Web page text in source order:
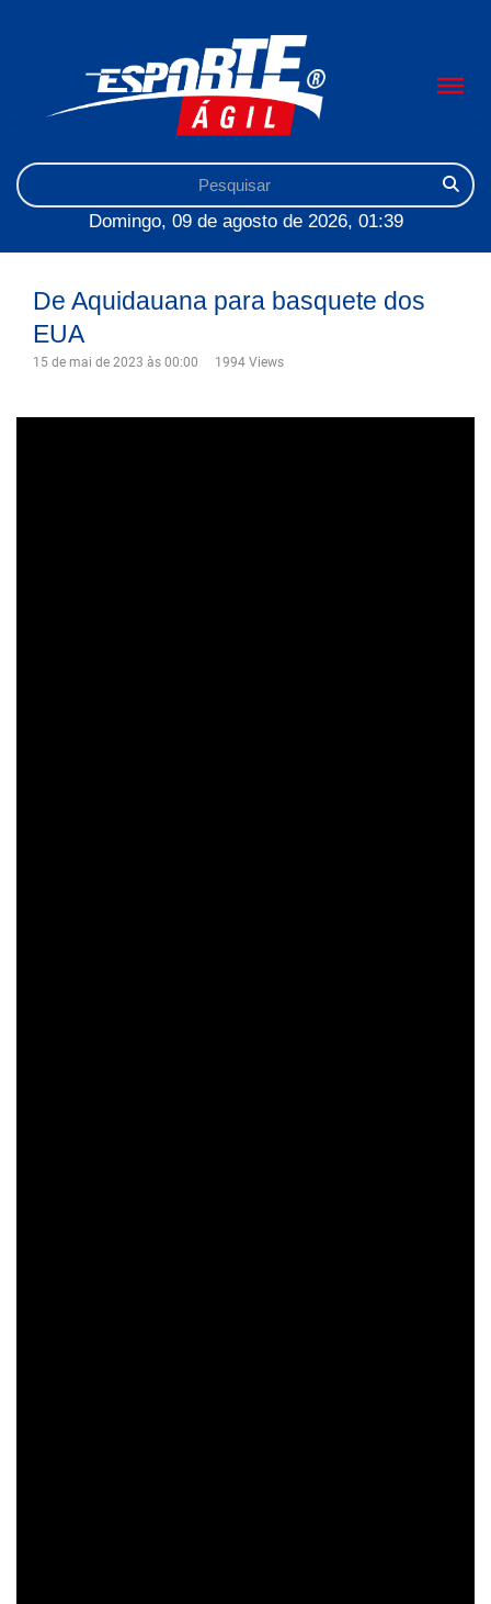
Domingo, 09 de agosto de 2026, 01:39
De Aquidauana para basquete dos
EUA
15 de mai de 2023 às 00:00 1994 Views